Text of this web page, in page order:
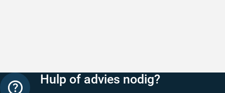
Hulp of advies nodig?